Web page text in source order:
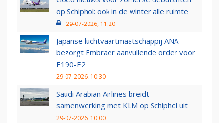
op Schiphol: ook in de winter alle ruimte
29-07-2026, 11:20
Japanse luchtvaartmaatschappij ANA
bezorgt Embraer aanvullende order voor
E190-E2
29-07-2026, 10:30
Saudi Arabian Airlines breidt
samenwerking met KLM op Schiphol uit
29-07-2026, 10:00